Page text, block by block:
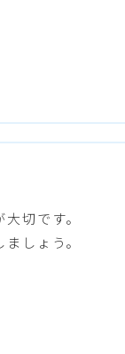
切です。
しょう。